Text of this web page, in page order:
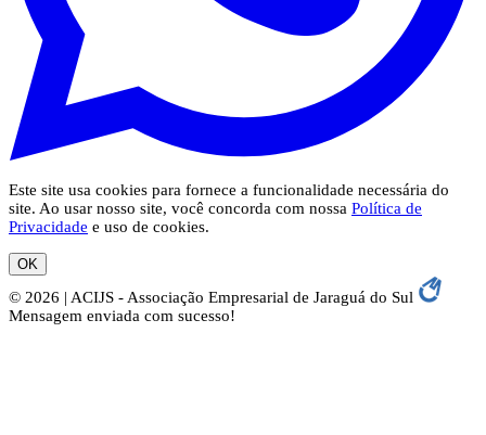
Este site usa cookies para fornece a funcionalidade necessária do
site. Ao usar nosso site, você concorda com nossa Política de
Privacidade e uso de cookies.
OK
© 2026 | ACIJS - Associação Empresarial de Jaraguá do Sul
Mensagem enviada com sucesso!